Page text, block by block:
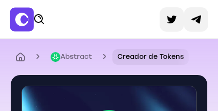
Abstract Creador de Tokens